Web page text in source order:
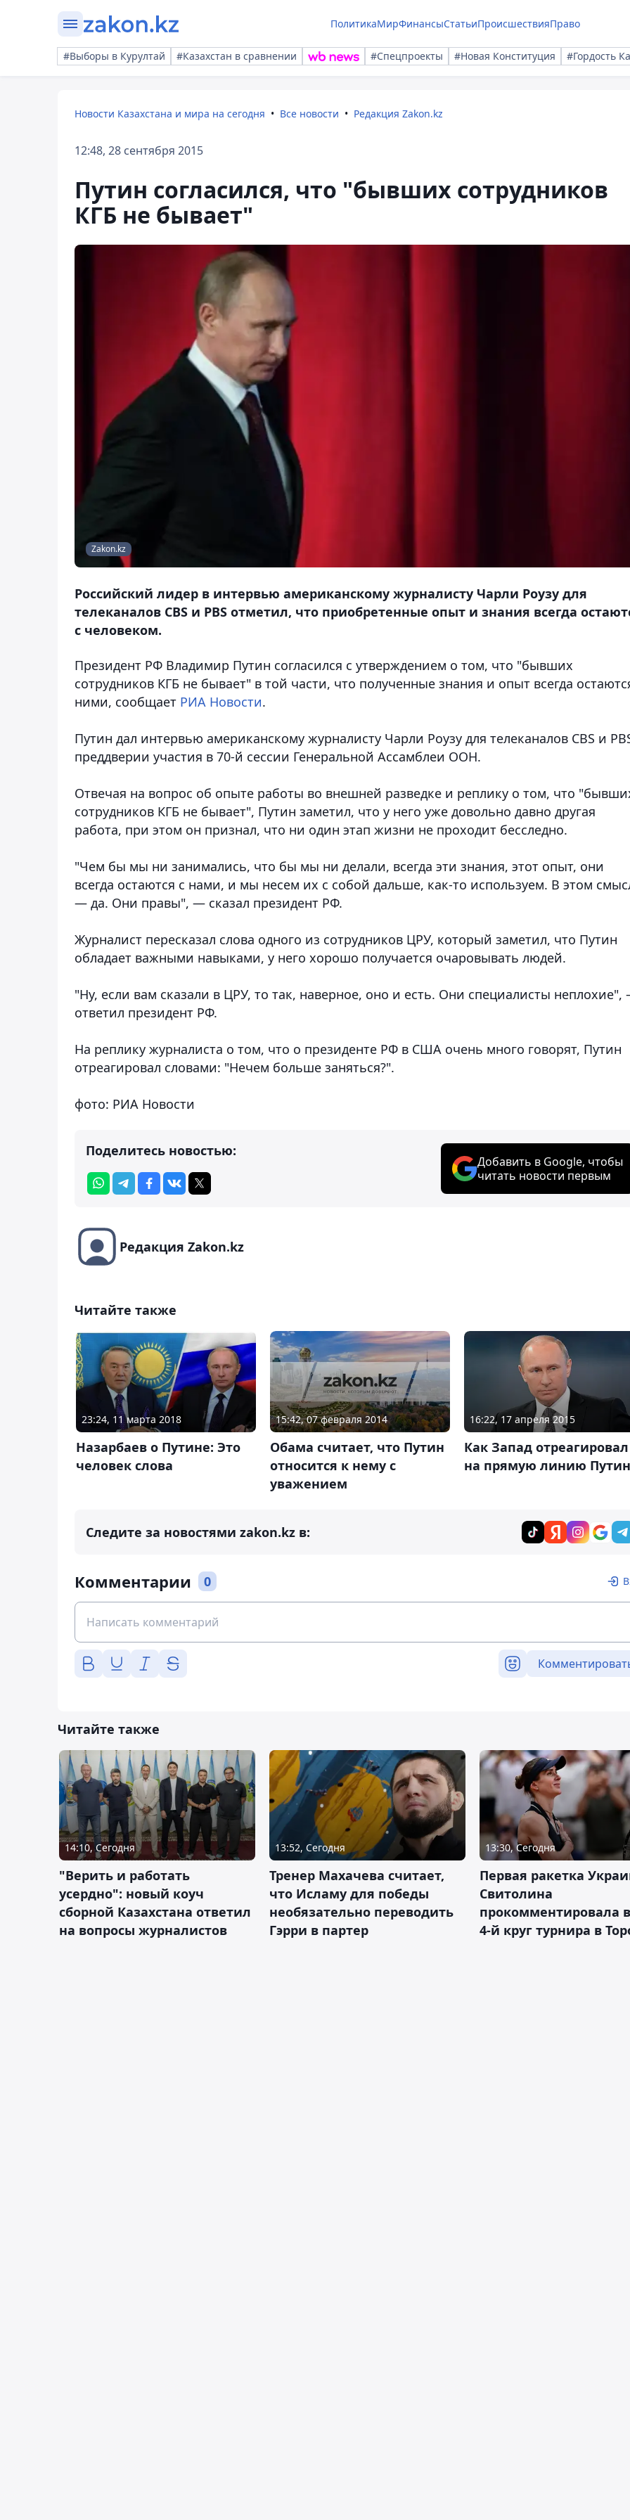
ПолитикаМирФинансыСтатьиПроисшествияПраво
#Выборы в Курултай #Казахстан в сравнении #Спецпроекты #Новая Конституция #Гордость
Новости Казахстана и мира на сегодня Все новости Редакция Zakon.kz
12:48, 28 сентября 2015
Путин согласился, что "бывших сотрудников
КГБ не бывает"
Zakon.kz
Российский лидер в интервью американскому журналисту Чарли Роузу для
телеканалов CBS и PBS отметил, что приобретенные опыт и знания всегда
с человеком.
Президент РФ Владимир Путин согласился с утверждением о том, что "бывших
сотрудников КГБ не бывает" в той части, что полученные знания и опыт всегда
ними, сообщает РИА Новости.
Путин дал интервью американскому журналисту Чарли Роузу для телеканалов CBS и
преддверии участия в 70-й сессии Генеральной Ассамблеи ООН.
Отвечая на вопрос об опыте работы во внешней разведке и реплику о том, что
сотрудников КГБ не бывает", Путин заметил, что у него уже довольно давно другая
работа, при этом он признал, что ни один этап жизни не проходит бесследно.
"Чем бы мы ни занимались, что бы мы ни делали, всегда эти знания, этот опыт, они
всегда остаются с нами, и мы несем их с собой дальше, как-то используем. В этом
— да. Они правы", — сказал президент РФ.
Журналист пересказал слова одного из сотрудников ЦРУ, который заметил, что Путин
обладает важными навыками, у него хорошо получается очаровывать людей.
"Ну, если вам сказали в ЦРУ, то так, наверное, оно и есть. Они специалисты
ответил президент РФ.
На реплику журналиста о том, что о президенте РФ в США очень много говорят, Путин
отреагировал словами: "Нечем больше заняться?".
фото: РИА Новости
Поделитесь новостью:
Добавить в Google, чтобы
читать новости первым
Редакция Zakon.kz
Читайте также
23:24, 11 марта 2018
Назарбаев о Путине: Это
человек слова
15:42, 07 февраля 2014
Обама считает, что Путин
относится к нему с
уважением
16:22, 17 апреля 2015
Как Запад отреагировал
на прямую линию
Следите за новостями zakon.kz в:
Комментарии 0
Читайте также
14:10, Сегодня
"Верить и работать
усердно": новый коуч
сборной Казахстана ответил
на вопросы журналистов
13:52, Сегодня
Тренер Махачева считает,
что Исламу для победы
необязательно переводить
Гэрри в партер
13:30, Сегодня
Первая ракетка
Свитолина
прокомментировала
4-й круг турнира в